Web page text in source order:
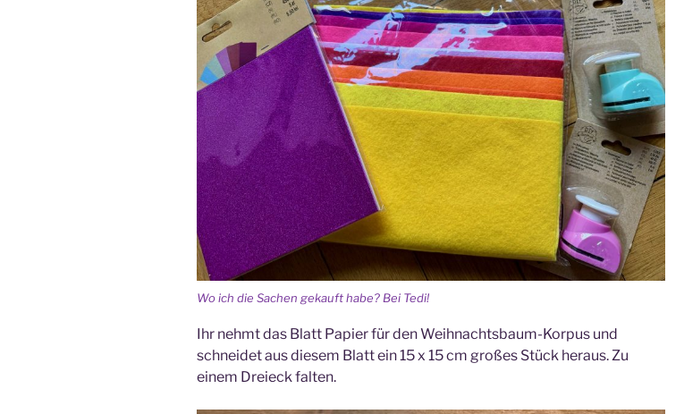
Wo ich die Sachen gekauft habe? Bei Tedi!
Ihr nehmt das Blatt Papier für den Weihnachtsbaum-Korpus und
schneidet aus diesem Blatt ein 15 x 15 cm großes Stück heraus. Zu
einem Dreieck falten.